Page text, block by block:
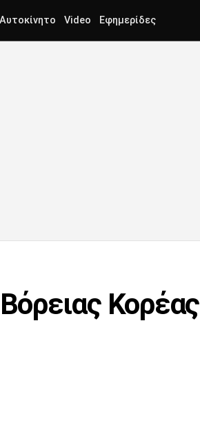
Αυτοκίνητο Video Εφημερίδες
Κορέας